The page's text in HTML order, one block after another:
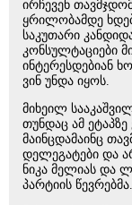
ირჩევენ
ყრილობამდე
საკუთარი
კონსულტაციები
ინტერესდებიან
ვინ უნდა იყოს.
მიხეილ
თუნდაც ამ
მაინცდამაინც
დელეგატები და
ნიკა მელიას და
პარტიის